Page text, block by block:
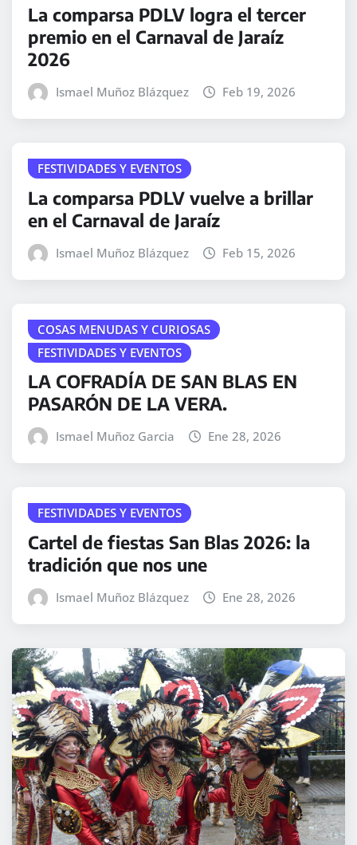
La comparsa PDLV logra el tercer
premio en el Carnaval de Jaraíz
2026
Ismael Muñoz Blázquez Feb 19, 2026
FESTIVIDADES Y EVENTOS
La comparsa PDLV vuelve a brillar
en el Carnaval de Jaraíz
Ismael Muñoz Blázquez Feb 15, 2026
COSAS MENUDAS Y CURIOSAS
FESTIVIDADES Y EVENTOS
LA COFRADÍA DE SAN BLAS EN
PASARÓN DE LA VERA.
Ismael Muñoz Garcia Ene 28, 2026
FESTIVIDADES Y EVENTOS
Cartel de fiestas San Blas 2026: la
tradición que nos une
Ismael Muñoz Blázquez Ene 28, 2026